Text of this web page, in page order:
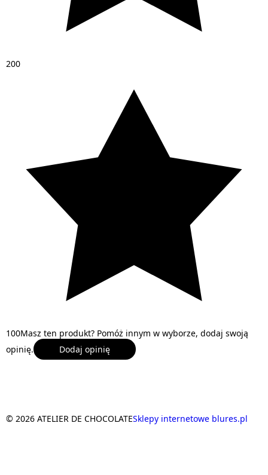
200
100Masz ten produkt? Pomóż innym w wyborze, dodaj swoją
opinię.
Dodaj opinię
© 2026 ATELIER DE CHOCOLATESklepy internetowe blures.pl